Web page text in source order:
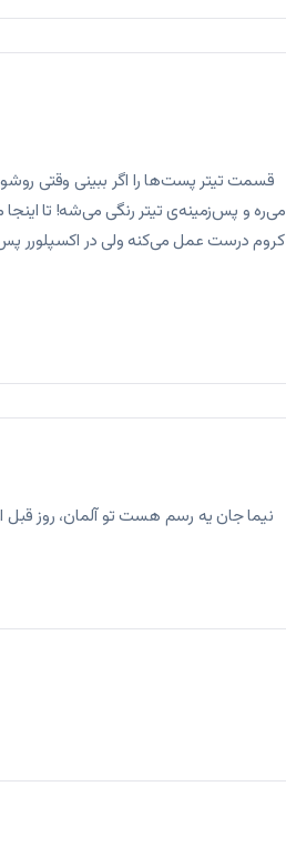
قسمت تیتر پست‌ها را اگر ببینی وقتی
می‌ره و پس‌زمینه‌ی تیتر رنگی می‌شه! تا
کروم درست عمل می‌کنه ولی در اکسپلورر
نیما جان یه رسم هست تو آلمان، روز قبل